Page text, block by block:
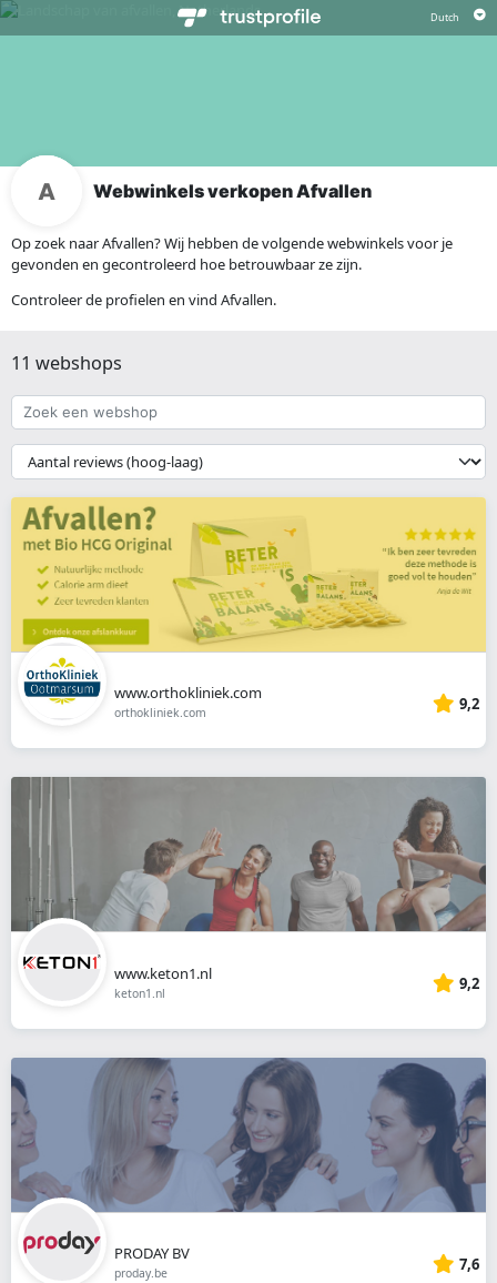
Webwinkels verkopen Afvallen
Op zoek naar Afvallen? Wij hebben de volgende webwinkels voor je
gevonden en gecontroleerd hoe betrouwbaar ze zijn.
Controleer de profielen en vind Afvallen.
11 webshops
Zoek
een
webshop
{{
__('Sort')
}}
www.orthokliniek.com
orthokliniek.com 9,2
www.keton1.nl
keton1.nl 9,2
PRODAY BV
proday.be 7,6